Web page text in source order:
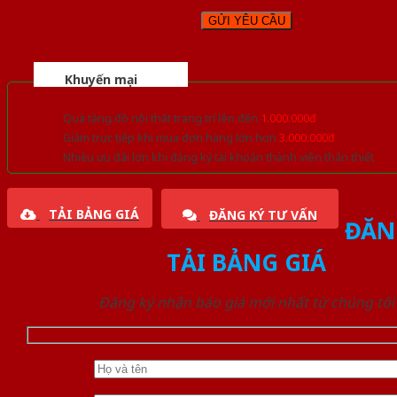
Khuyến mại
Quà tặng đồ nội thất trang trí lên đến 1.000.000đ
Giảm trực tiếp khi mua đơn hàng lớn hơn 3.000.000đ
Nhiều ưu đãi lớn khi đăng ký tài khoản thành viên thân thiết
TẢI BẢNG GIÁ ĐĂNG KÝ TƯ VẤN
TẢI BẢNG GIÁ
Đăng ký nhận báo giá mới nhất từ chúng tôi